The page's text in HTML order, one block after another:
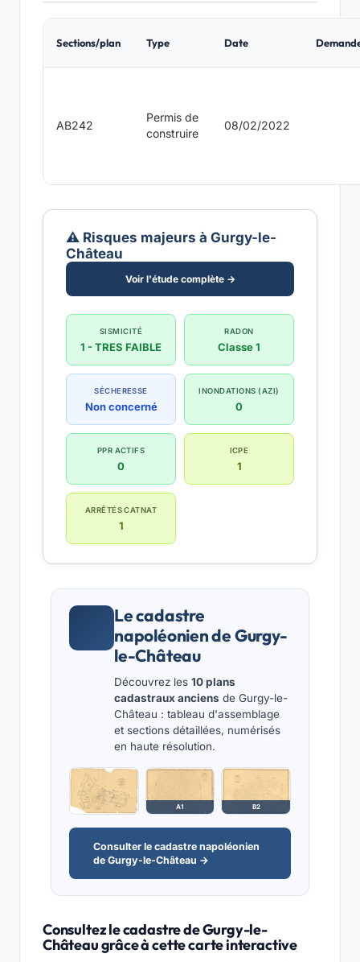
Sections/plan Type Date
AB242
Permis de
construire
08/02/2022
⚠️ Risques majeurs à Gurgy-le-
Château
Voir l'étude complète →
SISMICITÉ
1 - TRES FAIBLE
RADON
Classe 1
SÉCHERESSE
Non concerné
INONDATIONS (AZI)
0
PPR ACTIFS
0
ICPE
1
ARRÊTÉS CATNAT
1
Le cadastre
napoléonien de Gurgy-
le-Château
Découvrez les 10 plans
cadastraux anciens de Gurgy-le-
Château : tableau d'assemblage
et sections détaillées, numérisés
en haute résolution.
A1 B2
Consulter le cadastre napoléonien
de Gurgy-le-Château →
Consultez le cadastre de Gurgy-le-
Château grâce à cette carte interactive